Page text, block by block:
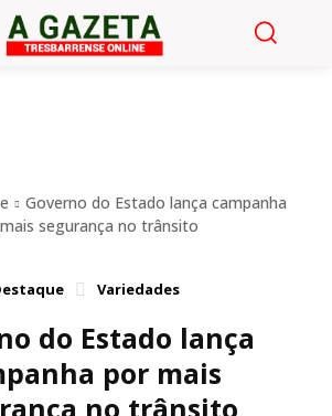
Governo do Estado lança campanha
segurança no trânsito
Variedades
do Estado lança
por mais
no trânsito